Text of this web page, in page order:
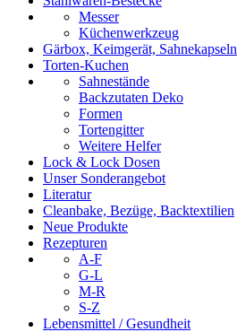
Messer
Küchenwerkzeug
Gärbox, Keimgerät, Sahnekapseln
Torten-Kuchen
Sahnestände
Backzutaten Deko
Formen
Tortengitter
Weitere Helfer
Lock & Lock Dosen
Unser Sonderangebot
Literatur
Cleanbake, Bezüge, Backtextilien
Neue Produkte
Rezepturen
A-F
G-L
M-R
S-Z
Lebensmittel / Gesundheit